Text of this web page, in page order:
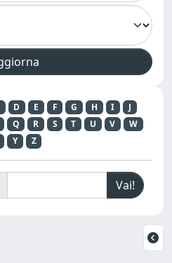
D E F G H I
J
Q R S T U V
W
Y Z